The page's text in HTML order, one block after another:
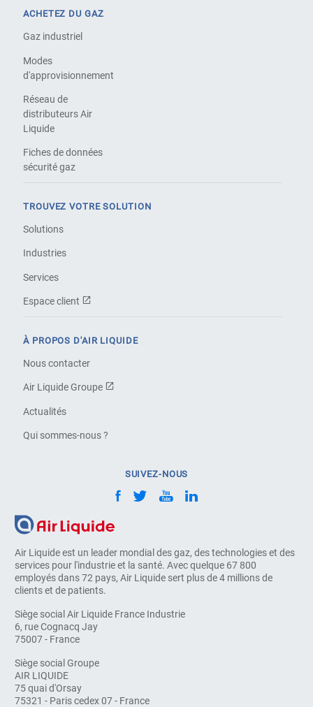
Air Liquide est un leader mondial des gaz, des technologies et des
services pour l'industrie et la santé. Avec quelque 67 800
employés dans 72 pays, Air Liquide sert plus de 4 millions de
clients et de patients.
Siège social Air Liquide France Industrie
6, rue Cognacq Jay
75007 - France
Siège social Groupe
AIR LIQUIDE
75 quai d'Orsay
75321 - Paris cedex 07 - France
ACHETEZ DU GAZ
Gaz industriel
Modes
d'approvisionnement
Réseau de
distributeurs Air
Liquide
Fiches de données
sécurité gaz
TROUVEZ VOTRE SOLUTION
Solutions
Industries
Services
Espace client
À PROPOS D'AIR LIQUIDE
Nous contacter
Air Liquide Groupe
Actualités
Qui sommes-nous ?
SUIVEZ-NOUS